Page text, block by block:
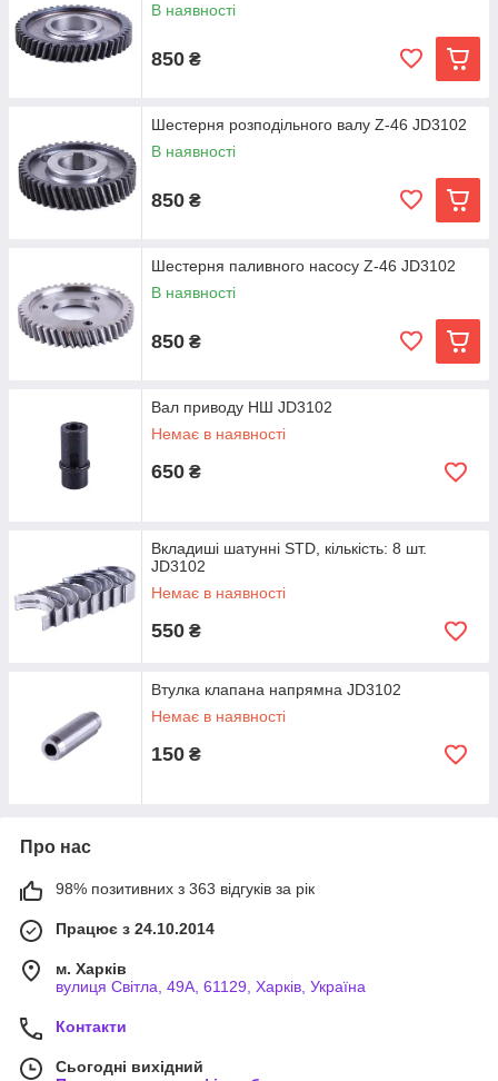
В наявності
850 ₴
Шестерня розподільного валу Z-46 JD3102
В наявності
850 ₴
Шестерня паливного насосу Z-46 JD3102
В наявності
850 ₴
Вал приводу НШ JD3102
Немає в наявності
650 ₴
Вкладиші шатунні STD, кількість: 8 шт.
JD3102
Немає в наявності
550 ₴
Втулка клапана напрямна JD3102
Немає в наявності
150 ₴
Про нас
98% позитивних з 363 відгуків за рік
Працює з 24.10.2014
м. Харків
вулиця Світла, 49А, 61129, Харків, Україна
Контакти
Сьогодні вихідний